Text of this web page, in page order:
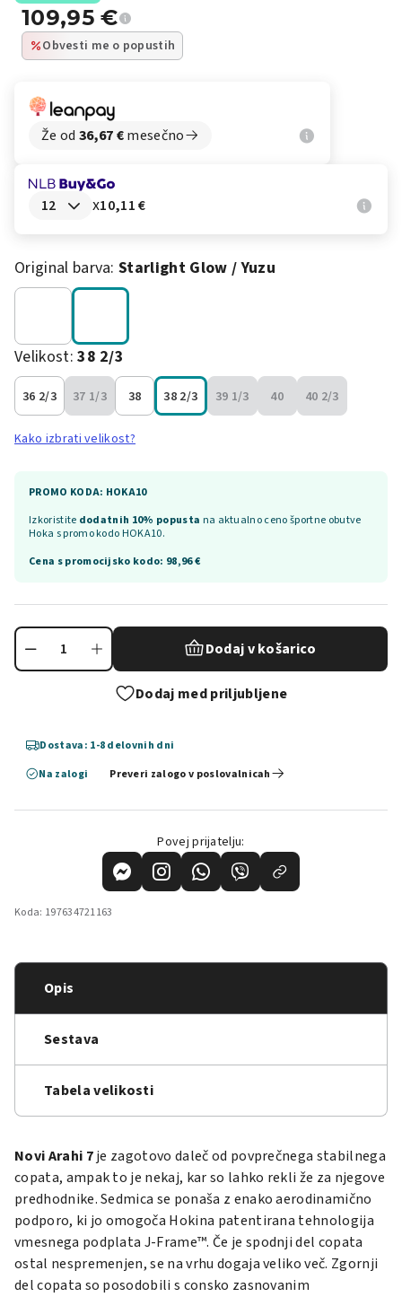
109,95€
Obvesti me o popustih
Že od 36,67€mesečno
x10,11 €
Original barva:Starlight Glow / Yuzu
Velikost:38 2/3
36 2/3 37 1/3 38 38 2/3 39 1/3 40 40 2/3
Kako izbrati velikost?
PROMO KODA: HOKA10
Izkoristite dodatnih 10% popusta na aktualno ceno športne obutve
Hoka s promo kodo HOKA10.
Cena s promocijsko kodo: 98,96 €
Dodaj v košarico
Dodaj med priljubljene
Dostava: 1-8 delovnih dni
Na zalogi
Preveri zalogo v poslovalnicah
Povej prijatelju:
Koda: 197634721163
Opis
Sestava
Tabela velikosti
Novi Arahi 7je zagotovo daleč od povprečnega stabilnega
copata, ampak to je nekaj, kar so lahko rekli že za njegove
predhodnike. Sedmica se ponaša z enako aerodinamično
podporo, ki jo omogoča Hokina patentirana tehnologija
vmesnega podplata J-Frame™. Če je spodnji del copata
ostal nespremenjen, se na vrhu dogaja veliko več. Zgornji
del copata so posodobili s consko zasnovanim